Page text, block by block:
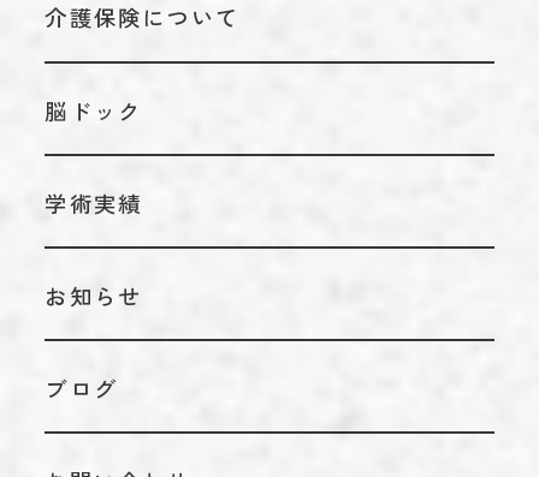
アクセス
リハビリテーション科
内科
介護保険について
脳ドック
学術実績
お知らせ
ブログ